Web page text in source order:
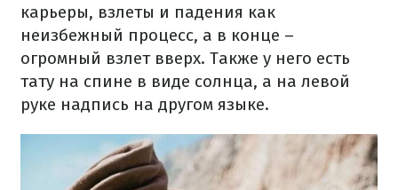
карьеры, взлеты и падения как
неизбежный процесс, а в конце –
огромный взлет вверх. Также у него есть
тату на спине в виде солнца, а на левой
руке надпись на другом языке.